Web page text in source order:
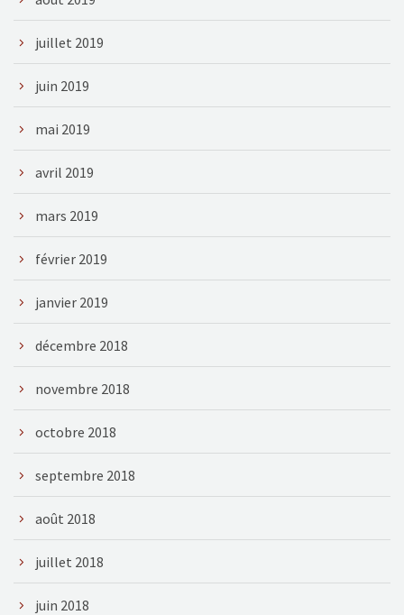
juillet 2019
juin 2019
mai 2019
avril 2019
mars 2019
février 2019
janvier 2019
décembre 2018
novembre 2018
octobre 2018
septembre 2018
août 2018
juillet 2018
juin 2018